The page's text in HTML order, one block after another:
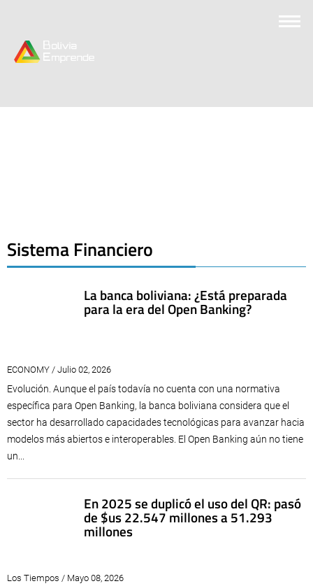
Sistema Financiero
La banca boliviana: ¿Está preparada
para la era del Open Banking?
ECONOMY / Julio 02, 2026
Evolución. Aunque el país todavía no cuenta con una normativa
específica para Open Banking, la banca boliviana considera que el
sector ha desarrollado capacidades tecnológicas para avanzar hacia
modelos más abiertos e interoperables. El Open Banking aún no tiene
un...
En 2025 se duplicó el uso del QR: pasó
de $us 22.547 millones a 51.293
millones
Los Tiempos / Mayo 08, 2026